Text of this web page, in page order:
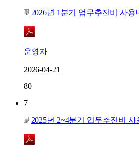
2026년 1분기 업무추진비 사용
운영자
2026-04-21
80
7
2025년 2~4분기 업무추진비 사